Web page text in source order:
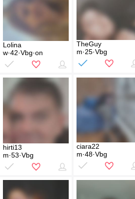
Lolina
w·42·Vbg·on
TheGuy
m·25·Vbg
hirti13
m·53·Vbg
ciara22
m·48·Vbg